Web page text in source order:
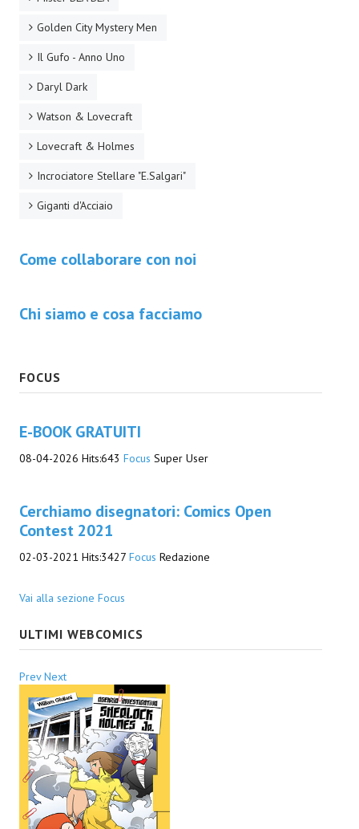
E-BOOK & WEBCOMICS
IrregularVerso
Daryl Dark
Lovecraft & Holmes
Watson & Lovecraft
Zeldamalincony
Borley Rectory Club
Eon
CHI SIAMO
Associazione
Editore
Collabora con noi
Privacy
STORIA
Golden City Mystery Men
Il Gufo - Anno Uno
Daryl Dark
Watson & Lovecraft
Lovecraft & Holmes
Incrociatore Stellare "E.Salgari"
Giganti d'Acciaio
Come collaborare con noi
Chi siamo e cosa facciamo
FOCUS
E-BOOK GRATUITI
08-04-2026 Hits:643 Focus Super User
Cerchiamo disegnatori: Comics Open
Contest 2021
02-03-2021 Hits:3427 Focus Redazione
Vai alla sezione Focus
ULTIMI WEBCOMICS
Prev Next